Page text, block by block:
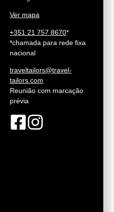
Ver mapa
+351 21 757 8670*
*chamada para rede fixa
nacional
traveltailors@travel-
tailors.com
Reunião com marcação
prévia